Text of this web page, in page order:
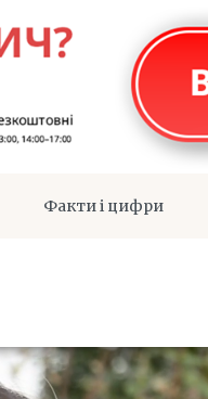
Факти і цифри